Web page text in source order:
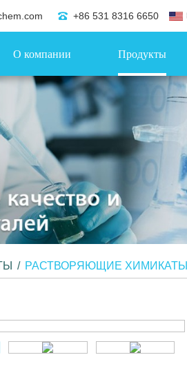
+86 531 8316 6650
О компании Продукты
/ РАСТВОРЯЮЩИЕ ХИМИКАТЫ